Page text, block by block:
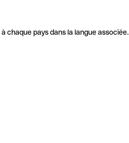
chaque pays dans la langue associée.